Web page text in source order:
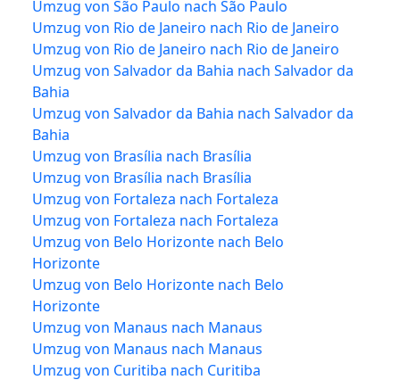
Umzug von São Paulo nach São Paulo
Umzug von Rio de Janeiro nach Rio de Janeiro
Umzug von Rio de Janeiro nach Rio de Janeiro
Umzug von Salvador da Bahia nach Salvador da
Bahia
Umzug von Salvador da Bahia nach Salvador da
Bahia
Umzug von Brasília nach Brasília
Umzug von Brasília nach Brasília
Umzug von Fortaleza nach Fortaleza
Umzug von Fortaleza nach Fortaleza
Umzug von Belo Horizonte nach Belo
Horizonte
Umzug von Belo Horizonte nach Belo
Horizonte
Umzug von Manaus nach Manaus
Umzug von Manaus nach Manaus
Umzug von Curitiba nach Curitiba